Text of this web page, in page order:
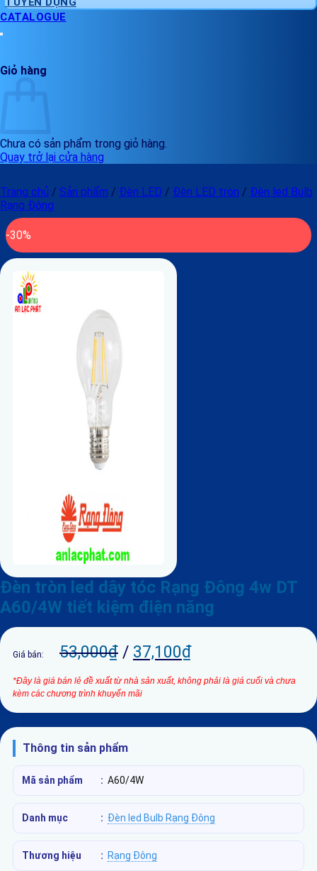
CATALOGUE
Giỏ hàng
Chưa có sản phẩm trong giỏ hàng.
Quay trở lại cửa hàng
Trang chủ / Sản phẩm / Đèn LED / Đèn LED tròn / Đèn led Bulb
Rạng Đông
-30%
Đèn tròn led dây tóc Rạng Đông 4w DT
A60/4W tiết kiệm điện năng
Giá bán: 53,000₫ / 37,100₫
*Đây là giá bán lẻ đề xuất từ nhà sản xuất, không phải là giá cuối và chưa
kèm các chương trình khuyến mãi
Thông tin sản phẩm
Mã sản phẩm : A60/4W
Danh mục : Đèn led Bulb Rạng Đông
Thương hiệu : Rạng Đông